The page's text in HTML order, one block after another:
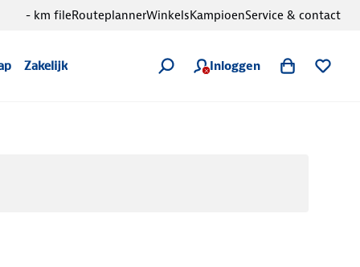
Zakelijk Inloggen
- km fileRouteplannerWinkelsKampioenService & contact